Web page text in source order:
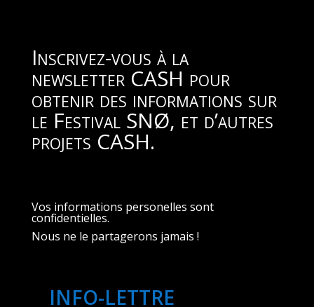
Inscrivez-vous à la
newsletter CASH pour
obtenir des informations sur
le Festival SNØ, et d’autres
projets CASH.
Vos informations personelles sont
confidentielles.
Nous ne le partagerons jamais !
INFO-LETTRE